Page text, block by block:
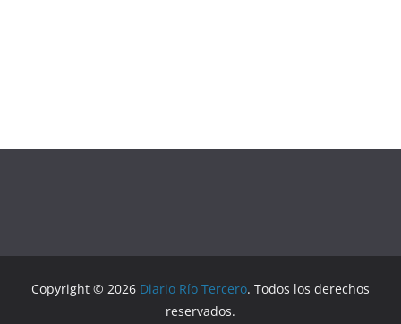
Copyright © 2026 Diario Río Tercero. Todos los derechos
reservados.